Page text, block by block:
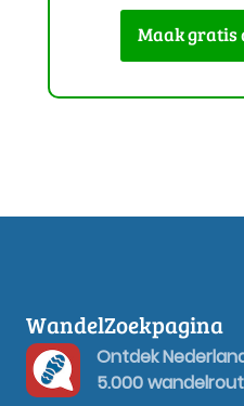
Maak gratis
WandelZoekpagina
Ontdek
5.000